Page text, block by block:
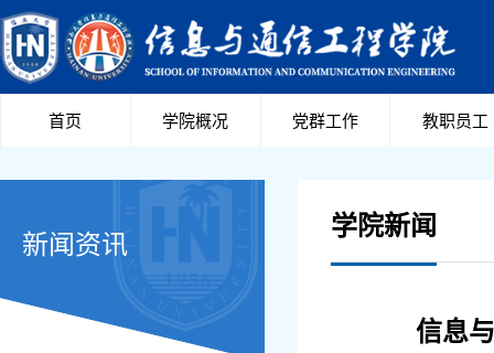
首页 学院概况 党群工作 教职员工
新闻资讯
学院新闻
信息